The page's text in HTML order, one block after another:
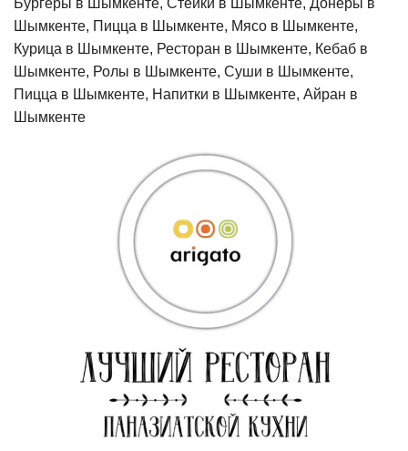
Бургеры в Шымкенте, Стейки в Шымкенте, Донеры в
Шымкенте, Пицца в Шымкенте, Мясо в Шымкенте,
Курица в Шымкенте, Ресторан в Шымкенте, Кебаб в
Шымкенте, Ролы в Шымкенте, Суши в Шымкенте,
Пицца в Шымкенте, Напитки в Шымкенте, Айран в
Шымкенте